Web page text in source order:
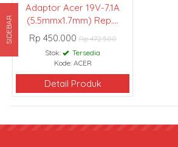
Adaptor Acer 19V-7.1A
(5.5mmx1.7mm) Rep....
Rp 450.000Rp 472.500
Stok:
Tersedia
Kode: ACER
Detail Produk
SIDEBAR